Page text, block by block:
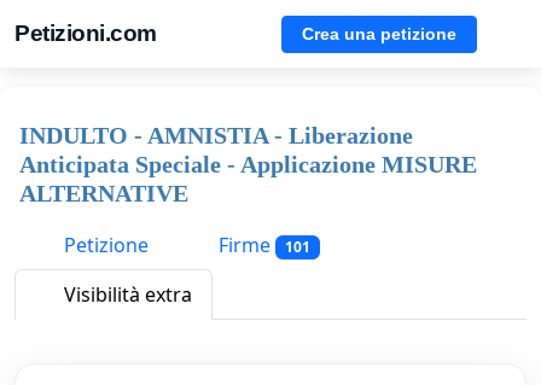
Petizioni.com Crea una petizione
INDULTO - AMNISTIA - Liberazione
Anticipata Speciale - Applicazione MISURE
ALTERNATIVE
Petizione
Firme 101
Visibilità extra